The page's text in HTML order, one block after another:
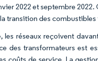
2022 et septembre
transition des
réseaux reçoivent
des transformateurs est